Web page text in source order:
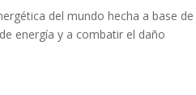
del mundo hecha a base de
energía y a combatir el daño